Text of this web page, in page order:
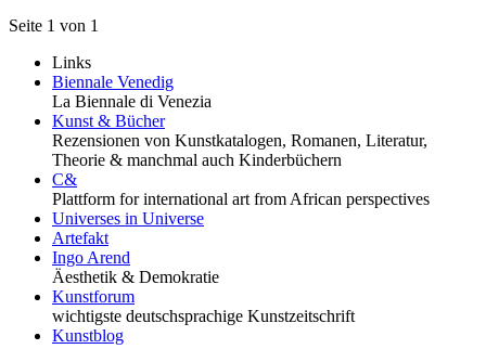
Seite 1 von 1
Links
Biennale Venedig
La Biennale di Venezia
Kunst & Bücher
Rezensionen von Kunstkatalogen, Romanen, Literatur,
Theorie & manchmal auch Kinderbüchern
C&
Plattform for international art from African perspectives
Universes in Universe
Artefakt
Ingo Arend
Äesthetik & Demokratie
Kunstforum
wichtigste deutschsprachige Kunstzeitschrift
Kunstblog